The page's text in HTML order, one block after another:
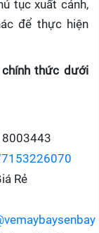
tục xuất cảnh,
để thực hiện
chính thức dưới
Rẻ